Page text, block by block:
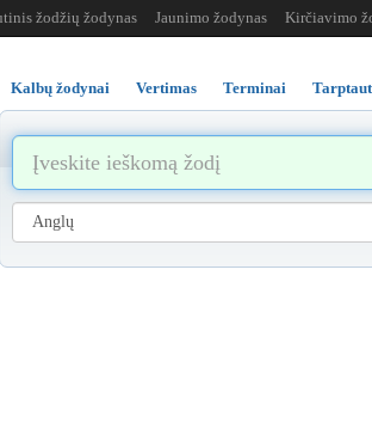
žodžių žodynas Jaunimo žodynas Kirčiavimo
Kalbų žodynai Vertimas Terminai